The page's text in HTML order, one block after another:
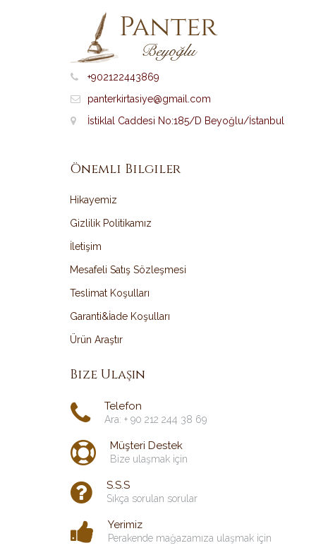
+902122443869
panterkirtasiye@gmail.com
İstiklal Caddesi No:185/D Beyoğlu/İstanbul
Önemli Bilgiler
Hikayemiz
Gizlilik Politikamız
İletişim
Mesafeli Satış Sözleşmesi
Teslimat Koşulları
Garanti&İade Koşulları
Ürün Araştır
Bize Ulaşın
Telefon
Ara: + 90 212 244 38 69
Müşteri Destek
Bize ulaşmak için
S.S.S
Sıkça sorulan sorular
Yerimiz
Perakende mağazamıza ulaşmak için